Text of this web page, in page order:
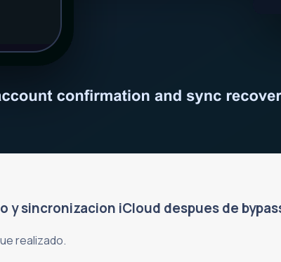
y sincronizacion iCloud despues de
realizado.